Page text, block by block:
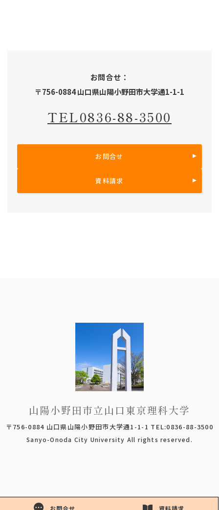
お問合せ 資料請求
お問合せ：
〒756-0884 山口県山陽小野田市大学通1-1-1
TEL0836-88-3500
お問合せ
資料請求
山陽小野田市立山口東京理科大学
〒756-0884 山口県山陽小野田市大学通1-1-1 TEL:0836-88-3500
Sanyo-Onoda City University All rights reserved.